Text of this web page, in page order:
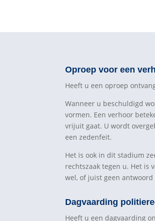
Oproep voor een
Heeft u een oproep
Wanneer u beschuldigd
vormen. Een verhoor
vrijuit gaat. U wordt
een zedenfeit.
Het is ook in dit stadium
rechtszaak tegen u. Het is
wel, of juist geen
Dagvaarding
Heeft u een dagvaarding